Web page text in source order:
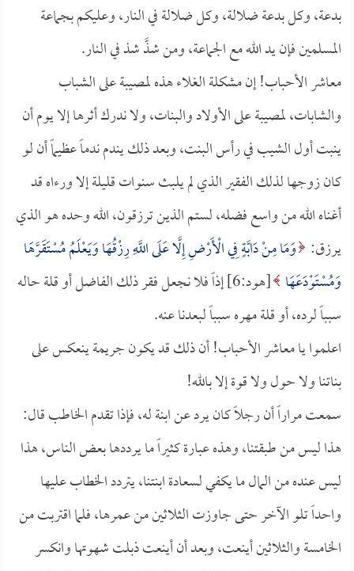
بدعة، وكل بدعة ضلالة، وكل ضلالة في النار، وعليكم بجماعة
المسلمين فإن يد الله مع الجماعة، ومن شذَّ شذ في النار.
معاشر الأحباب! إن مشكلة الغلاء هذه لمصيبة على الشباب
والشابات، لمصيبة على الأولاد والبنات، ولا ندرك أثرها إلا يوم أن
ينبت أول الشيب في رأس البنت، وبعد ذلك يندم ندماً عظيماً أن لو
كان زوجها لذلك الفقير الذي لم يلبث سنوات قليلة إلا ورءاه قد
أغناه الله من واسع فضله، لستم الذين ترزقون، الله وحده هو الذي
يرزق: وَمَا مِنْ دَابَّةٍ فِي الْأَرْضِ إِلَّا عَلَى اللَّهِ رِزْقُهَا وَيَعْلَمُ مُسْتَقَرَّهَا
وَمُسْتَوْدَعَهَا
[هود:6] إذاً فلا نجعل فقر ذلك الفاضل أو قلة حاله
سبباً لرده، أو قلة مهره سبباً لبعدنا عنه.
اعلموا يا معاشر الأحباب! أن ذلك قد يكون جريمة ينعكس على
بناتنا ولا حول ولا قوة إلا بالله!
سمعت مراراً أن رجلاً كان يرد عن ابنة له، فإذا تقدم الخاطب قال:
هذا ليس من طبقتنا، وهذه عبارة كثيراً ما يرددها بعض الناس، هذا
ليس عنده من المال ما يكفي لسعادة ابنتنا، يتردد الخطاب عليها
واحداً تلو الآخر حتى جاوزت الثلاثين من عمرها، فلما اقتربت من
الخامسة والثلاثين أينعت، وبعد أن أينعت ذبلت شهوتها وانكسر